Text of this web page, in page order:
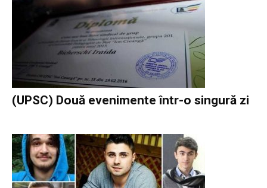
(UPSC) Două evenimente într-o singură zi